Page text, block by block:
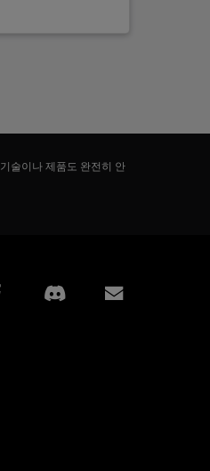
술이나 제품도 완전히 안
Facebook